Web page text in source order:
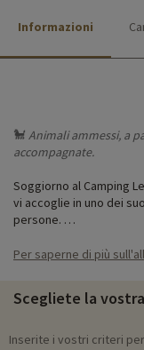
Informazioni
🐩 Animali ammessi, a
accompagnate.
Soggiorno al Camping
vi accoglie in uno dei
persone.
C'è un'area piscina
Durante le vacanze
tra le attività diurne e
anni possono iscriversi
Per saperne di più
Scegliete la
Inserite i vostri criteri